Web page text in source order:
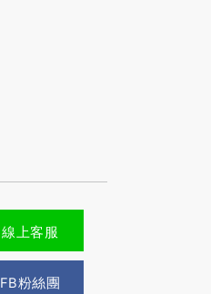
線上客服
FB粉絲團